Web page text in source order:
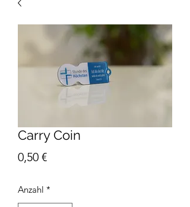
Carry Coin
0,50 €Preis
Anzahl *